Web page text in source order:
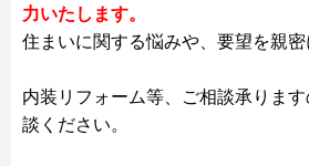
力いたします。
住まいに関する悩みや、要望を親密
内装リフォーム等、ご相談承りま
談ください。